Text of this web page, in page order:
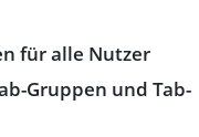
für alle Nutzer
Gruppen und Tab-